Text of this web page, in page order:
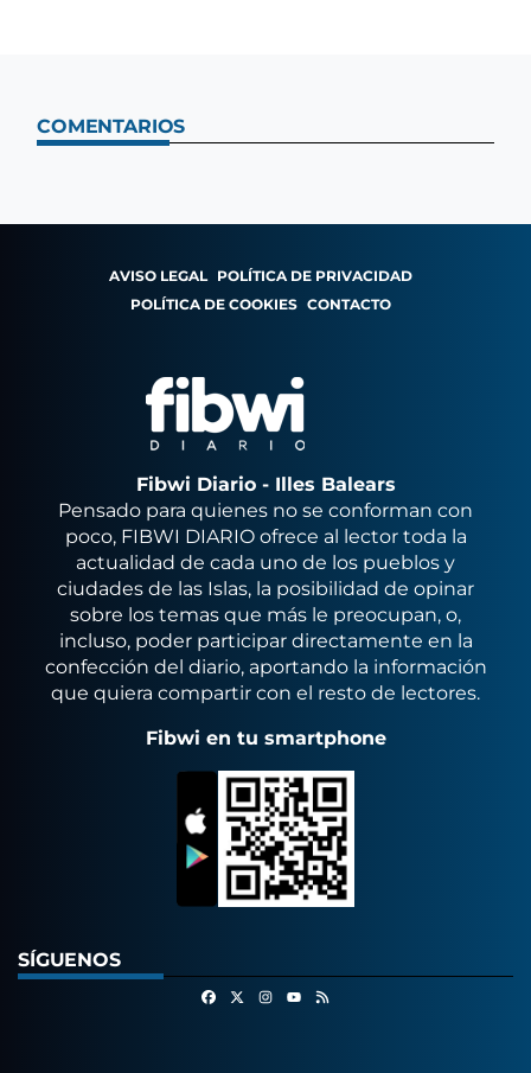
COMENTARIOS
AVISO LEGAL POLÍTICA DE PRIVACIDAD
POLÍTICA DE COOKIES CONTACTO
Fibwi Diario - Illes Balears
Pensado para quienes no se conforman con
poco, FIBWI DIARIO ofrece al lector toda la
actualidad de cada uno de los pueblos y
ciudades de las Islas, la posibilidad de opinar
sobre los temas que más le preocupan, o,
incluso, poder participar directamente en la
confección del diario, aportando la información
que quiera compartir con el resto de lectores.
Fibwi en tu smartphone
SÍGUENOS
FacebookInstagram